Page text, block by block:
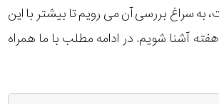
سراغ بررسی آن می رویم تا بیشتر با این
هفتهآشنا شویم. در ادامه مطلب با ما همراه